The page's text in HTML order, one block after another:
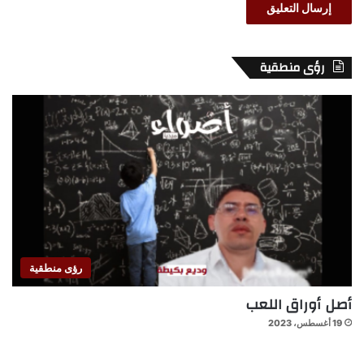
رؤى منطقية
رؤى منطقية
أصل أوراق اللعب
19 أغسطس، 2023